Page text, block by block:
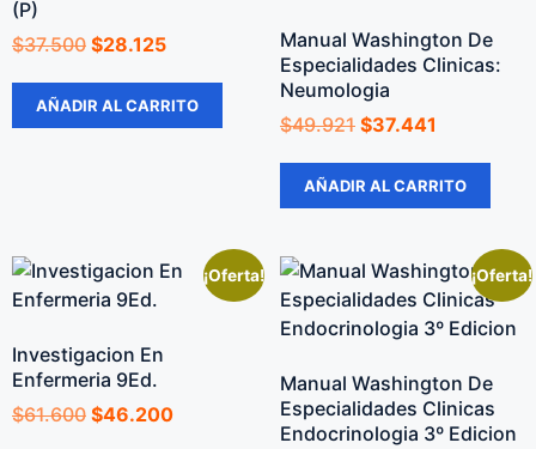
(P)
$37.500 $28.125
AÑADIR AL CARRITO
Manual Washington De
Especialidades Clinicas:
Neumologia
$49.921 $37.441
AÑADIR AL CARRITO
¡Oferta!
Investigacion En
Enfermeria 9Ed.
$61.600 $46.200
¡Oferta!
Manual Washington De
Especialidades Clinicas
Endocrinologia 3º Edicion